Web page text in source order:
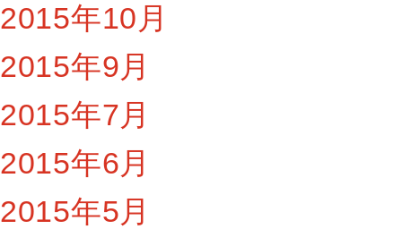
2015年10月
2015年9月
2015年7月
2015年6月
2015年5月